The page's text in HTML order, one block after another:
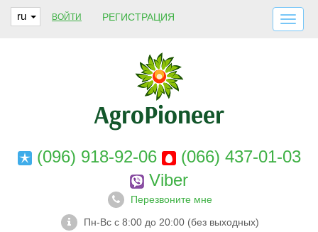
ru ВОЙТИ РЕГИСТРАЦИЯ
ДОСТАВКА И ОПЛАТА
О НАС
ГАРАНТИИ
КОНТАКТЫ
(096) 918-92-06
(066) 437-01-03
Viber
Перезвоните мне
Пн-Вс с 8:00 до 20:00 (без выходных)